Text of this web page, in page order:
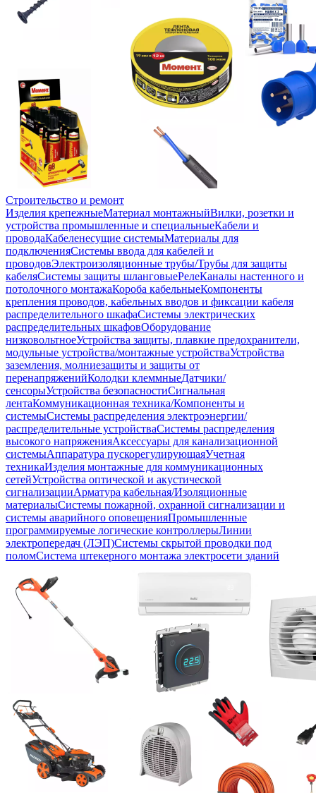
Строительство и ремонт
Изделия крепежныеМатериал монтажныйВилки, розетки и
устройства промышленные и специальныеКабели и
проводаКабеленесущие системыМатериалы для
подключенияСистемы ввода для кабелей и
проводовЭлектроизоляционные трубы/Трубы для защиты
кабеляСистемы защиты шланговыеРелеКаналы настенного и
потолочного монтажаКороба кабельныеКомпоненты
крепления проводов, кабельных вводов и фиксации кабеля
распределительного шкафаСистемы электрических
распределительных шкафовОборудование
низковольтноеУстройства защиты, плавкие предохранители,
модульные устройства/монтажные устройстваУстройства
заземления, молниезащиты и защиты от
перенапряженийКолодки клеммныеДатчики/
сенсорыУстройства безопасностиСигнальная
лентаКоммуникационная техника/Компоненты и
системыСистемы распределения электроэнергии/
распределительные устройстваСистемы распределения
высокого напряженияАксессуары для канализационной
системыАппаратура пускорегулирующаяУчетная
техникаИзделия монтажные для коммуникационных
сетейУстройства оптической и акустической
сигнализацииАрматура кабельная/Изоляционные
материалыСистемы пожарной, охранной сигнализации и
системы аварийного оповещенияПромышленные
программируемые логические контроллерыЛинии
электропередач (ЛЭП)Системы скрытой проводки под
поломСистема штекерного монтажа электросети зданий